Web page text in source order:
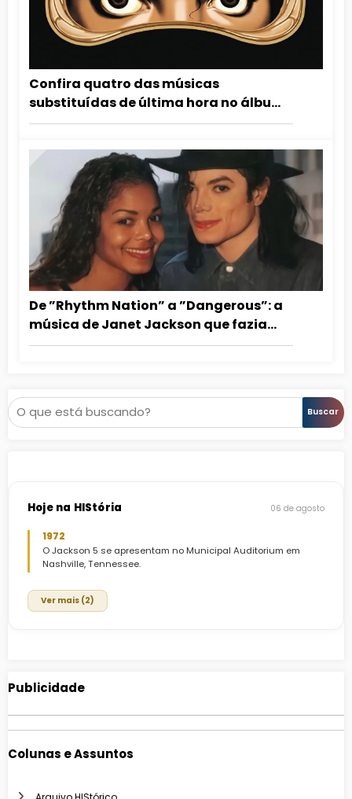
Confira quatro das músicas
substituídas de última hora no álbum
Dangerous
De ”Rhythm Nation” a ”Dangerous”: a
música de Janet Jackson que fazia
Michael Jackson dançar
Pesquisar Buscar
Hoje na HIStória 06 de agosto
1972
O Jackson 5 se apresentam no Municipal Auditorium em
Nashville, Tennessee.
Ver mais (2)
Publicidade
Colunas e Assuntos